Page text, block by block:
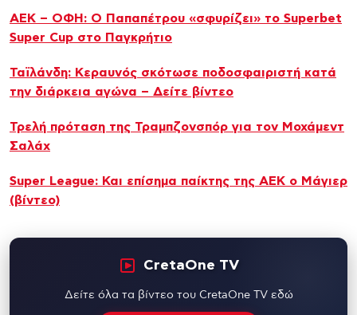
ΑΕΚ – ΟΦΗ: Ο Παπαπέτρου «σφυρίζει» το Superbet
Super Cup στο Παγκρήτιο
Ταϊλάνδη: Κεραυνός σκότωσε ποδοσφαιριστή κατά
την διάρκεια αγώνα – Δείτε βίντεο
Τρελή πρόταση της Τραμπζονσπόρ για τον Μοχάμεντ
Σαλάχ
Super League: Και επίσημα παίκτης της ΑΕΚ ο Μάγιερ
(βίντεο)
CretaOne TV
Δείτε όλα τα βίντεο του CretaOne TV εδώ